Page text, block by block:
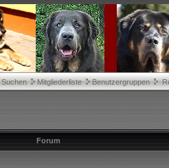
Suchen Mitgliederliste Benutzergruppen
Forum